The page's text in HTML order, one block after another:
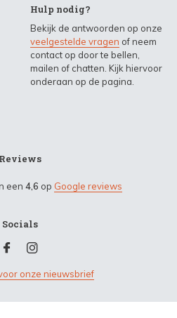
Hulp nodig?
Bekijk de antwoorden op onze
veelgestelde vragen of neem
contact op door te bellen,
mailen of chatten. Kijk hiervoor
onderaan op de pagina.
Reviews
een 4,6 op Google reviews
Socials
onze nieuwsbrief